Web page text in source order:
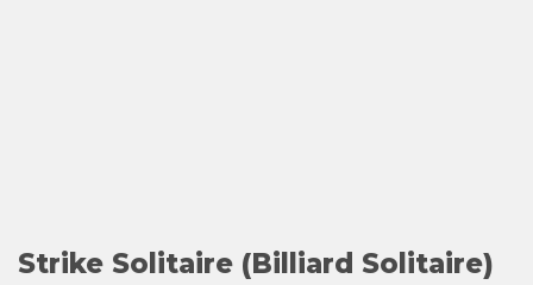
Strike Solitaire (Billiard Solitaire)